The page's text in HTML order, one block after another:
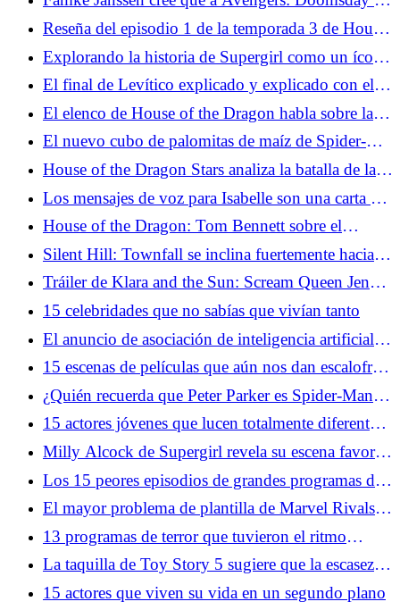
falta un elemento básico de X-Men
Reseña del episodio 1 de la temporada 3 de House
of the Dragon: Por la garganta
Explorando la historia de Supergirl como un ícono
queer improbable
El final de Levítico explicado y explicado con el
director
El elenco de House of the Dragon habla sobre la
brutal muerte del estreno de la temporada 3
El nuevo cubo de palomitas de maíz de Spider-
Man está recibiendo el tratamiento de dunas
House of the Dragon Stars analiza la batalla de la
garganta de la temporada 3
Los mensajes de voz para Isabelle son una carta de
amor para curarse del duelo
House of the Dragon: Tom Bennett sobre el
momento Ulf que lo explicó todo
Silent Hill: Townfall se inclina fuertemente hacia la
melancolía y estamos aquí para ello
Tráiler de Klara and the Sun: Scream Queen Jenna
Ortega prueba la ciencia ficción en la película
retrasada de Taika Waititi
15 celebridades que no sabías que vivían tanto
El anuncio de asociación de inteligencia artificial
de Google y A24 no está cayendo bien
15 escenas de películas que aún nos dan escalofríos
cada vez que las vemos
¿Quién recuerda que Peter Parker es Spider-Man
en Brand New Day?
15 actores jóvenes que lucen totalmente diferentes
ahora
Milly Alcock de Supergirl revela su escena favorita
de los cómics de Woman of Tomorrow
Los 15 peores episodios de grandes programas de
televisión
El mayor problema de plantilla de Marvel Rivals
no son los mutantes, sino el equilibrio de roles
13 programas de terror que tuvieron el ritmo
perfecto
La taquilla de Toy Story 5 sugiere que la escasez
de secuelas sigue siendo algo bueno
15 actores que viven su vida en un segundo plano